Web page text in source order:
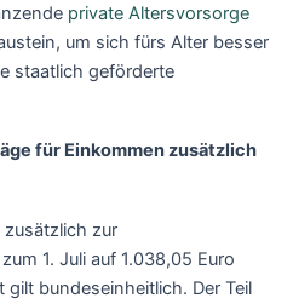
private Altersvorsorge
um sich fürs Alter besser
staatlich geförderte
für Einkommen zusätzlich
zusätzlich zur
1. Juli auf 1.038,05 Euro
bundeseinheitlich. Der Teil